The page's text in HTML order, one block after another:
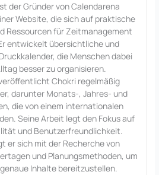
der Gründer von Calendarena
Website, die sich auf praktische
Ressourcen für Zeitmanagement
entwickelt übersichtliche und
die Menschen dabei
besser zu organisieren.
Chokri regelmäßig
darunter Monats-, Jahres- und
die von einem internationalen
Seine Arbeit legt den Fokus auf
und Benutzerfreundlichkeit.
er sich mit der Recherche von
und Planungsmethoden, um
Inhalte bereitzustellen.